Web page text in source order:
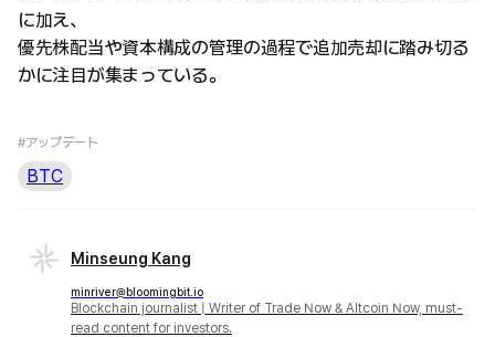
に加え、
優先株配当や資本構成の管理の過程で追加売却に踏み切る
かに注目が集まっている。
#アップデート
BTC
Minseung Kang
minriver@bloomingbit.io
Blockchain journalist | Writer of Trade Now & Altcoin Now, must-
read content for investors.